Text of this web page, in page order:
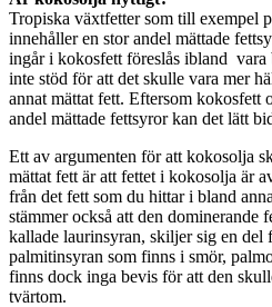
Tropiska växtfetter som till exempel
innehåller en stor andel mättade
ingår i kokosfett föreslås ibland vara
inte stöd för att det skulle vara mer
annat mättat fett. Eftersom kokosfett
andel mättade fettsyror kan det lätt
Ett av argumenten för att kokosolja
mättat fett är att fettet i kokosolja är
från det fett som du hittar i bland
stämmer också att den dominerande
kallade laurinsyran, skiljer sig en del
palmitinsyran som finns i smör,
finns dock inga bevis för att den
tvärtom.